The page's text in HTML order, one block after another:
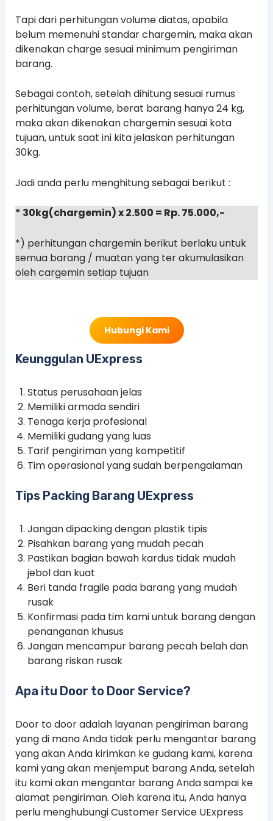
Tapi dari perhitungan volume diatas, apabila
belum memenuhi standar chargemin, maka akan
dikenakan charge sesuai minimum pengiriman
barang.
Sebagai contoh, setelah dihitung sesuai rumus
perhitungan volume, berat barang hanya 24 kg,
maka akan dikenakan chargemin sesuai kota
tujuan, untuk saat ini kita jelaskan perhitungan
30kg.
Jadi anda perlu menghitung sebagai berikut :
* 30kg(chargemin) x 2.500 = Rp. 75.000,-
*) perhitungan chargemin berikut berlaku untuk
semua barang / muatan yang ter akumulasikan
oleh cargemin setiap tujuan
Hubungi Kami
Keunggulan UExpress
Status perusahaan jelas
Memiliki armada sendiri
Tenaga kerja profesional
Memiliki gudang yang luas
Tarif pengiriman yang kompetitif
Tim operasional yang sudah berpengalaman
Tips Packing Barang UExpress
Jangan dipacking dengan plastik tipis
Pisahkan barang yang mudah pecah
Pastikan bagian bawah kardus tidak mudah
jebol dan kuat
Beri tanda fragile pada barang yang mudah
rusak
Konfirmasi pada tim kami untuk barang dengan
penanganan khusus
Jangan mencampur barang pecah belah dan
barang riskan rusak
Apa itu Door to Door Service?
Door to door adalah layanan pengiriman barang
yang di mana Anda tidak perlu mengantar barang
yang akan Anda kirimkan ke gudang kami, karena
kami yang akan menjemput barang Anda, setelah
itu kami akan mengantar barang Anda sampai ke
alamat pengiriman. Oleh karena itu, Anda hanya
perlu menghubungi Customer Service UExpress